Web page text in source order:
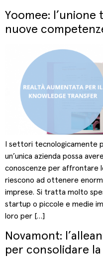
Yoomee: l’unione
nuove
I settori tecnologicamente
un’unica azienda possa
conoscenze per affrontare
riescono ad ottenere
imprese. Si tratta molto
startup o piccole e medie
loro per […]
Novamont:
per consolidare